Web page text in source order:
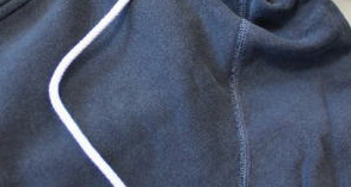
後に洗濯乾燥済みのため最も縮んでい
いくうちに詰まっている編み目が緩
きます。※製品染め商品の特性上、染
ズに若干の個体差がございますので予
た、独特のユーズド感のある表情、多
い目部分のしわ、編み地の筋やムラな
素材の持つ不均一感やラフ感をお楽し